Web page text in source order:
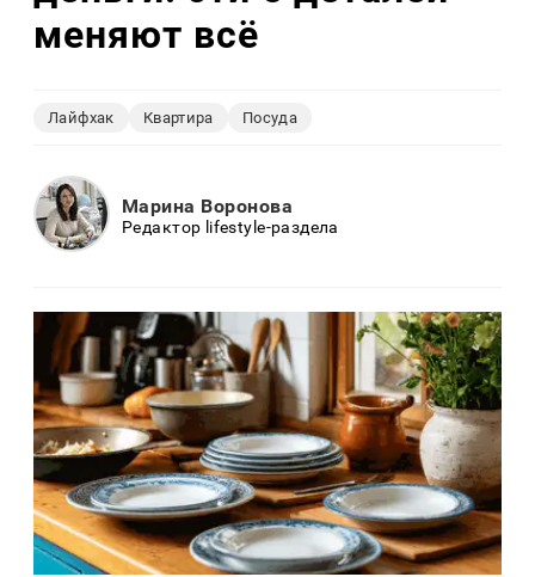
меняют всё
Лайфхак Квартира Посуда
Марина Воронова
Редактор lifestyle-раздела